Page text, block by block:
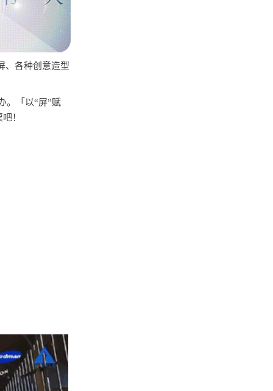
、各种创意造型
。「以“屏”赋
！